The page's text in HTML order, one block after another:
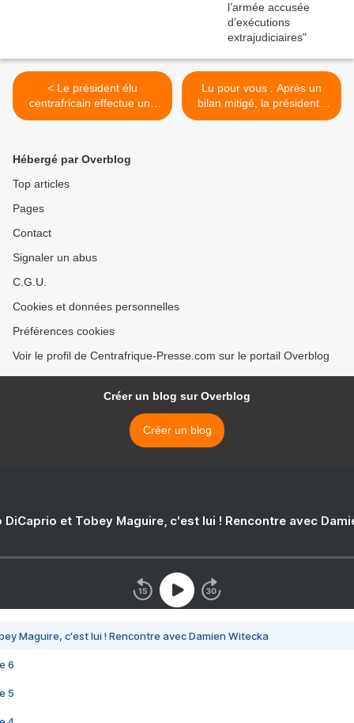
< Le président élu
centrafricain effectue une
visite non officielle au
Lu pour vous : Après un
bilan mitigé, la présidente
centrafricaine prépare son
Hébergé par Overblog
Top articles
Pages
Contact
Signaler un abus
C.G.U.
Cookies et données personnelles
Préférences cookies
Voir le profil de Centrafrique-Presse.com sur le portail Overblog
Créer un blog sur Overblog
Créer un blog
DiCaprio et Tobey Maguire, c'est lui ! Rencontre avec
Maguire, c'est lui ! Rencontre avec Damien Witecka
6
5